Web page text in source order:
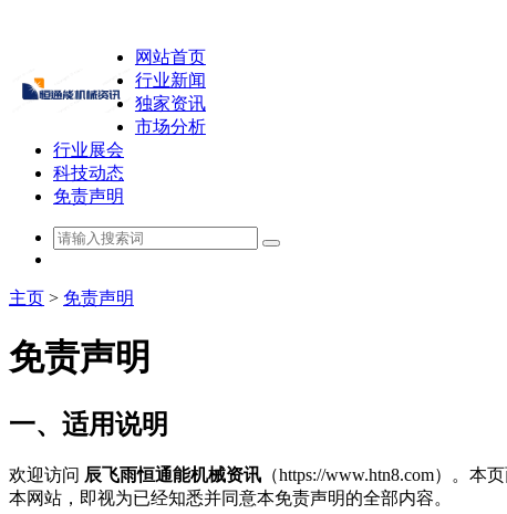
网站首页
行业新闻
独家资讯
市场分析
行业展会
科技动态
免责声明
主页 > 免责声明
免责声明
一、适用说明
欢迎访问 辰飞雨恒通能机械资讯 （https://www.htn8.com）。
本网站，即视为已经知悉并同意本免责声明的全部内容。